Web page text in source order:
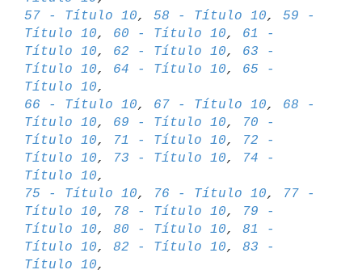
57 - Título 10, 58 - Título 10, 59 -
Título 10, 60 - Título 10, 61 -
Título 10, 62 - Título 10, 63 -
Título 10, 64 - Título 10, 65 -
Título 10
66 - Título 10, 67 - Título 10, 68 -
Título 10, 69 - Título 10,
70 -
Título 10, 71 - Título 10,
72 -
Título 10, 73 - Título 10,
74 -
Título 10
75 - Título 10, 76 - Título 10,
77 -
Título 10, 78 - Título 10,
79 -
Título 10, 80 - Título 10, 81 -
Título 10, 82 - Título 10, 83 -
Título 10